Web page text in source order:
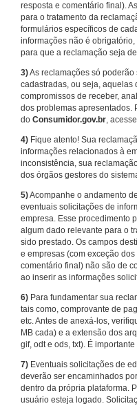
resposta e comentário final).
para o tratamento da
formulários específicos de
informações não é
para que a reclamação seja
3)As reclamações só
cadastradas, ou seja, aquelas
compromissos de receber,
dos problemas apresentados.
do Consumidor.gov.br,
4) Fique atento! Sua
informações relacionados à
inconsistência, sua
dos órgãos gestores do
5)Acompanhe o andamento
eventuais solicitações de
empresa. Esse procedimento
algum dado relevante para o
sido prestado. Os campos
e empresas (com exceção
comentário final) não são de
ao inserir as informações
6) Para fundamentar sua
tais como, comprovante de
etc. Antes de anexá-los,
MB cada) e a extensão dos
gif, odt e ods, txt). É
7) Eventuais solicitações de
deverão ser encaminhados
dentro da própria plataforma.
usuário esteja logado.